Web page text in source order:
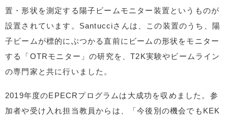
置・形状を測定する陽子ビームモニター装置というものが
設置されています。Santucciさんは、この装置のうち、陽
子ビームが標的にぶつかる直前にビームの形状をモニター
する「OTRモニター」の研究を、T2K実験やビームライン
の専門家と共に行いました。
2019年度のEPECRプログラムは大成功を収めました。参
加者や受け入れ担当教員からは、「今後別の機会でもKEK